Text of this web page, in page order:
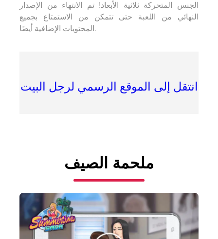
الجنس المتحركة ثلاثية الأبعاد! تم الانتهاء من الإصدار
النهائي من اللعبة حتى تتمكن من الاستمتاع بجميع
المحتويات الإضافية أيضًا.
انتقل إلى الموقع الرسمي لرجل البيت
ملحمة الصيف